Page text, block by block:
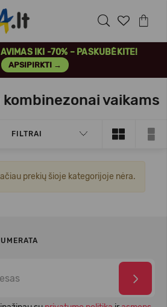
IKI -70% – PASKUBĖKITE!
APSIPIRKTI →
kombinezonai vaikams
FILTRAI
prekių šioje kategorijoje nėra.